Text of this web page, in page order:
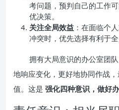
考问题，预判自己的工作
优决策。
关注全局效益 ：在面临个
冲突时，优先选择有利于全
拥有大局意识的办公室团
地响应变化，更好地协同作战
值。这是 强化四种意识，做好